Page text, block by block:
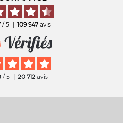
/ 5 109 947 avis
/ 5 20 712 avis